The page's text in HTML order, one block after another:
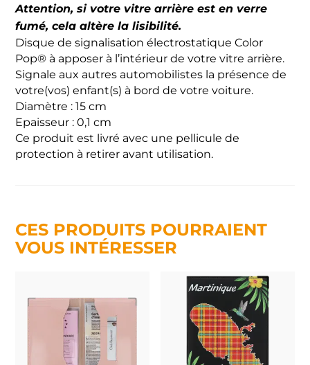
Attention, si votre vitre arrière est en verre
fumé, cela altère la lisibilité.
Disque de signalisation électrostatique Color
Pop® à apposer à l’intérieur de votre vitre arrière.
Signale aux autres automobilistes la présence de
votre(vos) enfant(s) à bord de votre voiture.
Diamètre : 15 cm
Epaisseur : 0,1 cm
Ce produit est livré avec une pellicule de
protection à retirer avant utilisation.
CES PRODUITS POURRAIENT
VOUS INTÉRESSER